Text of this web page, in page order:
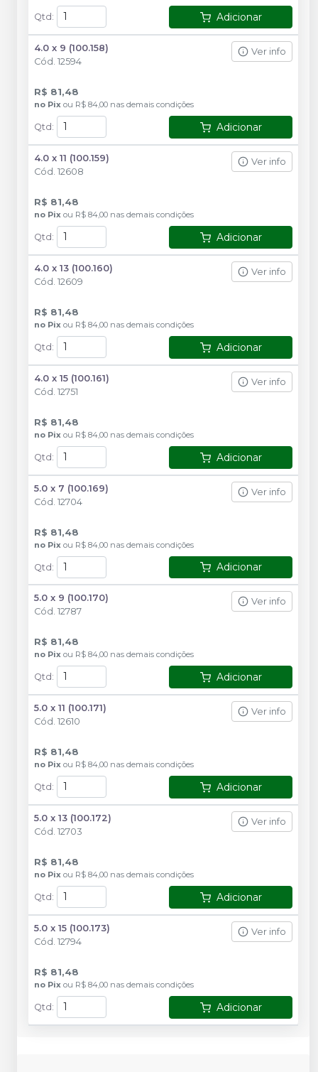
Qtd : Adicionar
4.0 x 9 (100.158)
Cód. 12594
Ver info
R$ 81,48
no Pix ou R$ 84,00 nas demais condições
Qtd : Adicionar
4.0 x 11 (100.159)
Cód. 12608
Ver info
R$ 81,48
no Pix ou R$ 84,00 nas demais condições
Qtd : Adicionar
4.0 x 13 (100.160)
Cód. 12609
Ver info
R$ 81,48
no Pix ou R$ 84,00 nas demais condições
Qtd : Adicionar
4.0 x 15 (100.161)
Cód. 12751
Ver info
R$ 81,48
no Pix ou R$ 84,00 nas demais condições
Qtd : Adicionar
5.0 x 7 (100.169)
Cód. 12704
Ver info
R$ 81,48
no Pix ou R$ 84,00 nas demais condições
Qtd: Adicionar
5.0 x 9 (100.170)
Cód. 12787
Ver info
R$ 81,48
no Pix ou R$ 84,00 nas demais condições
Qtd : Adicionar
5.0 x 11 (100.171)
Cód. 12610
Ver info
R$ 81,48
no Pix ou R$ 84,00 nas demais condições
Qtd : Adicionar
5.0 x 13 (100.172)
Cód. 12703
Ver info
R$ 81,48
no Pix ou R$ 84,00 nas demais condições
Qtd : Adicionar
5.0 x 15 (100.173)
Cód. 12794
Ver info
R$ 81,48
no Pix ou R$ 84,00 nas demais condições
Qtd : Adicionar